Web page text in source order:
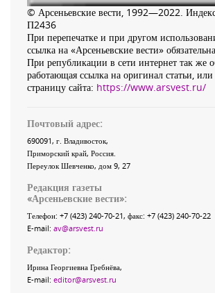
© Арсеньевские вести, 1992—2022.
П2436
При перепечатке и при другом
ссылка на «Арсеньевские вести» обязательна.
При републикации в сети интернет так же
работающая ссылка на оригинал статьи,
страницу сайта: https://www.arsvest.ru/
Почтовый адрес:
690091, г. Владивосток,
Приморский край, Россия
Переулок Шевченко, дом 9, 27
Редакция газеты
«Арсеньевские вести»:
Телефон: +7 (423) 240-70-21, факс: +7 (423) 240-70-22
E-mail: av@arsvest.ru
Редактор:
Ирина Георгиевна Гребнёва,
E-mail: editor@arsvest.ru